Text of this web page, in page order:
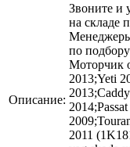
Описание:
Звоните и
на складе
по подбору
Моторчик
2013;Yeti
2011